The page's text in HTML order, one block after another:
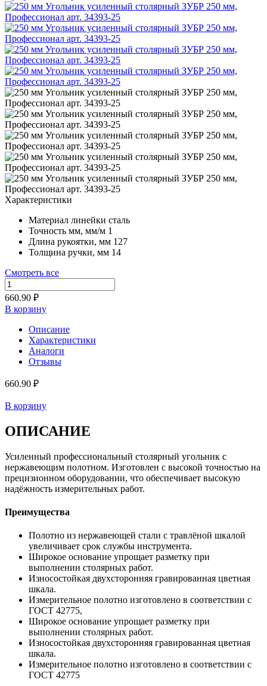
Характеристики
Материал линейки сталь
Точность мм, мм/м 1
Длина рукоятки, мм 127
Толщина ручки, мм 14
Смотреть все
660.90 ₽
В корзину
Описание
Характеристики
Аналоги
Отзывы
660.90 ₽
В корзину
ОПИСАНИЕ
Усиленный профессиональный столярный угольник с
нержавеющим полотном. Изготовлен с высокой точностью на
прецизионном оборудовании, что обеспечивает высокую
надёжность измерительных работ.
Преимущества
Полотно из нержавеющей стали с травлёной шкалой
увеличивает срок службы инструмента.
Широкое основание упрощает разметку при
выполнении столярных работ.
Износостойкая двухсторонняя гравированная цветная
шкала.
Измерительное полотно изготовлено в соответствии с
ГОСТ 42775,
Широкое основание упрощает разметку при
выполнении столярных работ.
Износостойкая двухсторонняя гравированная цветная
шкала.
Измерительное полотно изготовлено в соответствии с
ГОСТ 42775